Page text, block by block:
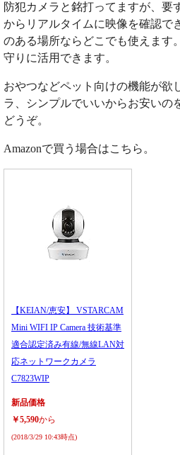
防犯カメラと銘打ってますが、要
からリアルタイムに映像を確認で
のある場所ならどこでも使えます
守りに活用できます。
おやつなどペット向けの機能が欲
ラ、シンプルでいいからお安いの
どうぞ。
Amazonで買う場合はこちら。
【KEIAN/恵安】 VSTARCAM
Mini WIFI IP Camera 技術基準
適合認定済み有線/無線LAN対
応ネットワークカメラ
C7823WIP
新品価格
￥5,590から
(2018/3/29 10:43時点)